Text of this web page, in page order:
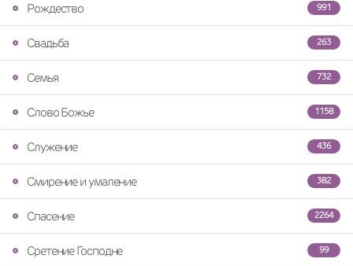
991
Рождество
263
Свадьба
732
Семья
1158
Слово Божье
436
Служение
382
Смирение и умаление
2264
Спасение
99
Сретение Господне